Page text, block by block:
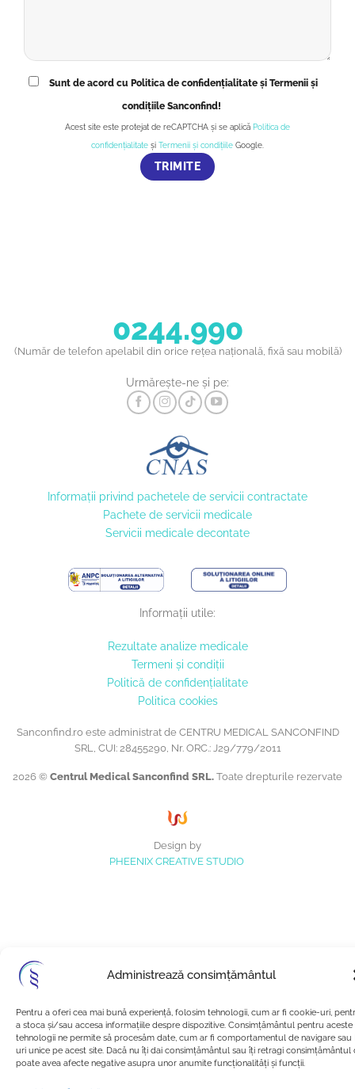
Administrează consimțământul
Pentru a oferi cea mai bună experiență, folosim tehnologii, cum ar fi cookie-uri,
a stoca și/sau accesa informațiile despre dispozitive. Consimțământul pentru aceste
tehnologii ne permite să procesăm date, cum ar fi comportamentul de navigare sau
uri unice pe acest site. Dacă nu îți dai consimțământul sau îți retragi consimțământul
poate avea afecte negative asupra unor anumite funcționalități și funcții.
Sunt de acord cu Politica de confidențialitate și Termenii și
condițiile Sanconfind!
Acest site este protejat de reCAPTCHA și se aplică Politica de
confidențialitate și Termenii și condițiile Google.
0244.990
(Număr de telefon apelabil din orice rețea națională, fixă sau mobilă)
Urmărește-ne și pe:
Informaţii privind pachetele de servicii contractate
Pachete de servicii medicale
Servicii medicale decontate
Informații utile:
Rezultate analize medicale
Termeni și condiții
Politică de confidențialitate
Politica cookies
Sanconfind.ro este administrat de CENTRU MEDICAL SANCONFIND
SRL, CUI: 28455290, Nr. ORC.: J29/779/2011
2026 © Centrul Medical Sanconfind SRL. Toate drepturile rezervate
Design by
PHEENIX CREATIVE STUDIO